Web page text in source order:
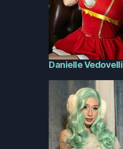
Danielle Vedovelli